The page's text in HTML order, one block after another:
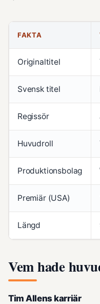
FAKTA
Originaltitel
Svensk titel
Regissör
Huvudroll
Produktionsbolag
Premiär (USA)
Längd
Vem hade
Tim Allens karriär